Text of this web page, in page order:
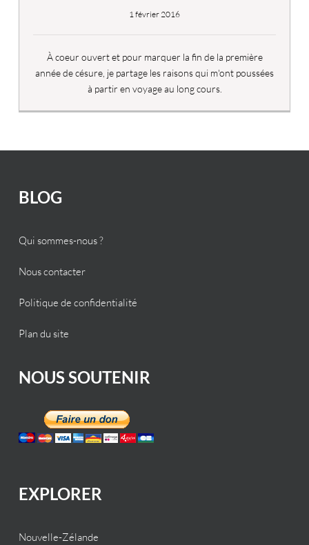
1 février 2016
À coeur ouvert et pour marquer la fin de la première
année de césure, je partage les raisons qui m'ont poussées
à partir en voyage au long cours.
BLOG
Qui sommes-nous ?
Nous contacter
Politique de confidentialité
Plan du site
NOUS SOUTENIR
EXPLORER
Nouvelle-Zélande